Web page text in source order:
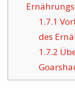
1.7.1
des
1.7.2